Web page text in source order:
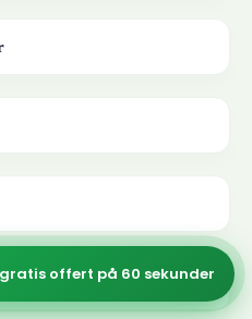
offert på 60 sekunder